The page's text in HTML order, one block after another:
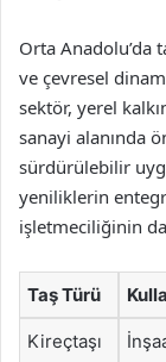
Orta Anadolu’da
ve çevresel
sektör, yerel
sanayi alanında
sürdürülebilir
yeniliklerin
işletmeciliğinin
Taş Türü
Kireçtaşı